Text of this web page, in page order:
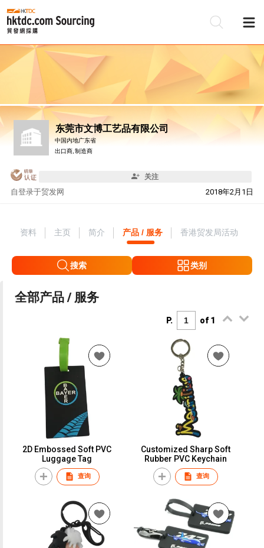
东莞市文博工艺品有限公司
中国内地广东省
出口商, 制造商
关注
自 2018年2月1日
登录于贸发网
资料 主页 简介 产品 / 服务 香港贸发局活动
搜索 类别
全部产品 / 服务
P. of 1
2D Embossed Soft PVC
Luggage Tag
查询
Customized Sharp Soft
Rubber PVC Keychain
查询